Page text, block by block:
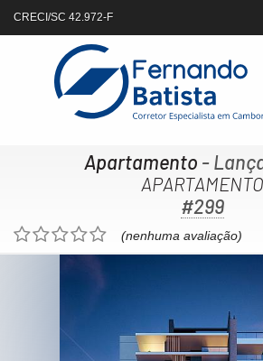
CRECI/SC 42.972-F
Apartamento -
APARTAMENTO
#299
(nenhuma avaliação)